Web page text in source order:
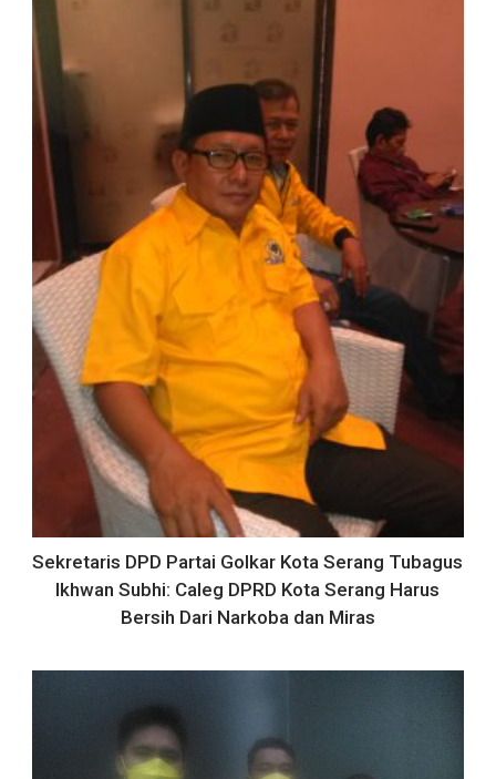
Sekretaris DPD Partai Golkar Kota Serang Tubagus
Ikhwan Subhi: Caleg DPRD Kota Serang Harus
Bersih Dari Narkoba dan Miras